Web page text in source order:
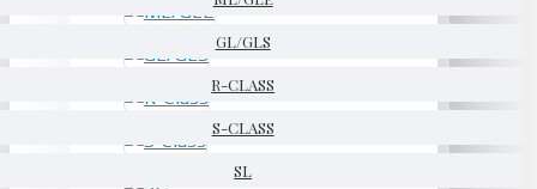
GL/GLS
R-CLASS
S-CLASS
SL